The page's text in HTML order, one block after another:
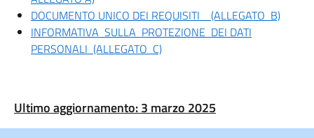
DOCUMENTO UNICO DEI REQUISITI (ALLEGATO B)
INFORMATIVA SULLA PROTEZIONE DEI DATI
PERSONALI (ALLEGATO C)
Ultimo aggiornamento: 3 marzo 2025